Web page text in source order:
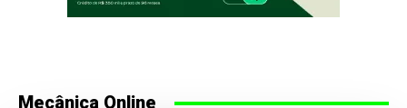
Mecânica Online